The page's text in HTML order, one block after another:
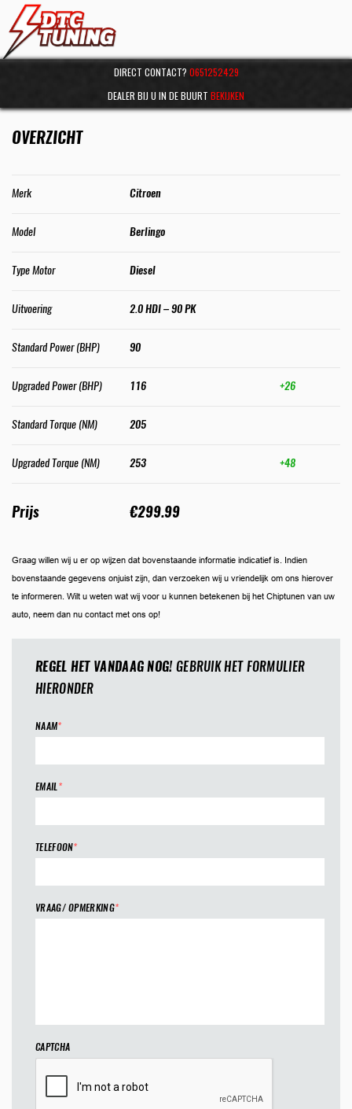
DIRECT CONTACT? 0651252429
DEALER BIJ U IN DE BUURT BEKIJKEN
OVERZICHT
Merk Citroen
Model Berlingo
Type Motor Diesel
Uitvoering 2.0 HDI – 90 PK
Standard Power (BHP) 90
Upgraded Power (BHP) 116 +26
Standard Torque (NM) 205
Upgraded Torque (NM) 253 +48
Prijs €299.99
Graag willen wij u er op wijzen dat bovenstaande informatie indicatief is. Indien
bovenstaande gegevens onjuist zijn, dan verzoeken wij u vriendelijk om ons hierover
te informeren. Wilt u weten wat wij voor u kunnen betekenen bij het Chiptunen van uw
auto, neem dan nu contact met ons op!
REGEL HET VANDAAG NOG!GEBRUIK HET FORMULIER
HIERONDER
NAAM*
EMAIL*
TELEFOON*
VRAAG/ OPMERKING*
CAPTCHA